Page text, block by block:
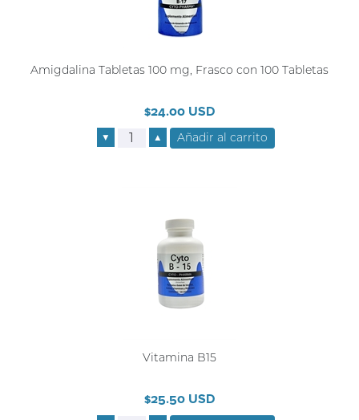
Amigdalina Tabletas 100 mg, Frasco con 100 Tabletas
$24.00 USD
▼ ▲
Vitamina B15
$25.50 USD